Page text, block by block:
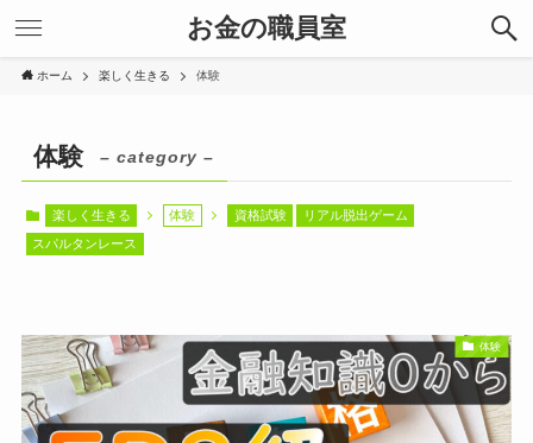
お金の職員室
ホーム 楽しく生きる 体験
体験 – category –
楽しく生きる 体験 資格試験 リアル脱出ゲーム
スパルタンレース
体験